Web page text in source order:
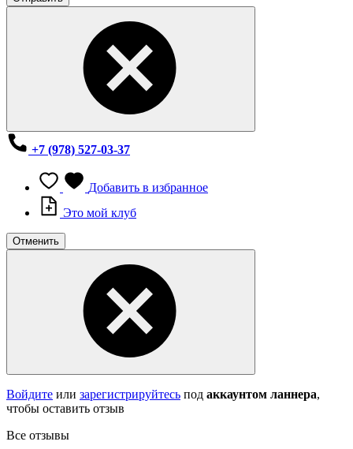
+7 (978) 527-03-37
Добавить в избранное
Это мой клуб
Отменить
Войдите или зарегистрируйтесь под аккаунтом ланнера,
чтобы оставить отзыв
Все отзывы